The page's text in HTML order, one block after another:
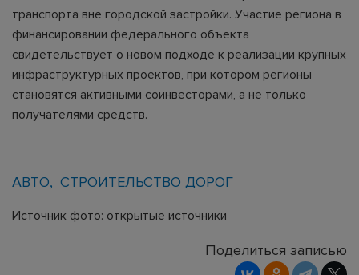
транспорта вне городской застройки. Участие региона в
финансировании федерального объекта
свидетельствует о новом подходе к реализации крупных
инфраструктурных проектов, при котором регионы
становятся активными соинвесторами, а не только
получателями средств.
АВТО СТРОИТЕЛЬСТВО ДОРОГ
Источник фото: открытые источники
Поделиться записью